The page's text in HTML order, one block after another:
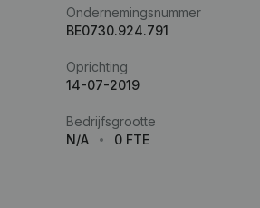
Ondernemingsnummer
BE0730.924.791
Oprichting
14-07-2019
Bedrijfsgrootte
N/A
0 FTE